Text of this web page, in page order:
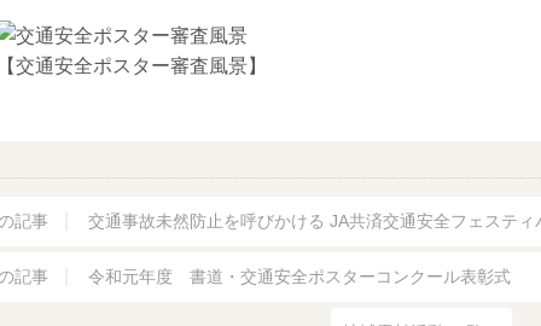
交通安全ポスター審査風景】
記事 交通事故未然防止を呼びかける JA共済交通安全フェスティ
記事 令和元年度 書道・交通安全ポスターコンクール表彰式